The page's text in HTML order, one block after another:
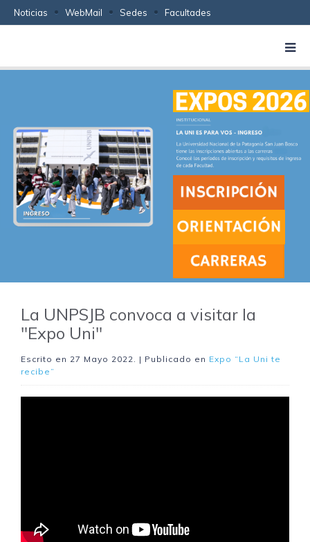
Noticias WebMail Sedes Facultades
La UNPSJB convoca a visitar la
"Expo Uni"
Escrito en 27 Mayo 2022. | Publicado en Expo “La Uni te
recibe”